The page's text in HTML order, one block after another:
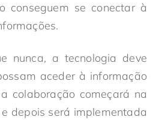
conseguem se conectar à
nunca, a tecnologia deve
aceder à informação
colaboração começará na
depois será implementada